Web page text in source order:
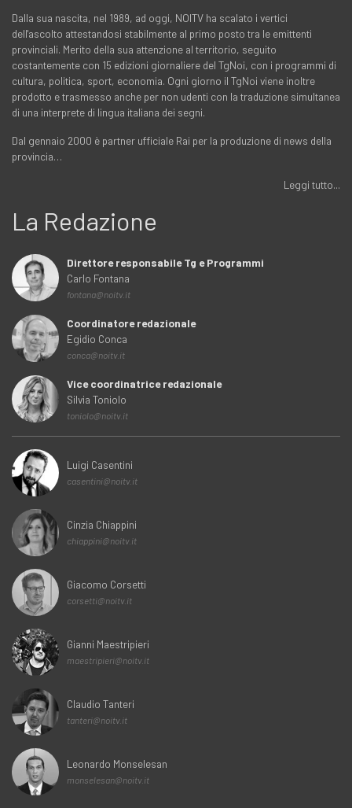
Dalla sua nascita, nel 1989, ad oggi, NOITV ha scalato i vertici
dell'ascolto attestandosi stabilmente al primo posto tra le emittenti
provinciali. Merito della sua attenzione al territorio, seguito
costantemente con 15 edizioni giornaliere del TgNoi, con i programmi di
cultura, politica, sport, economia. Ogni giorno il TgNoi viene inoltre
prodotto e trasmesso anche per non udenti con la traduzione simultanea
di una interprete di lingua italiana dei segni.
Dal gennaio 2000 è partner ufficiale Rai per la produzione di news della
provincia…
Leggi tutto...
La Redazione
Direttore responsabile Tg e Programmi
Carlo Fontana
fontana@noitv.it
Coordinatore redazionale
Egidio Conca
conca@noitv.it
Vice coordinatrice redazionale
Silvia Toniolo
toniolo@noitv.it
Luigi Casentini
casentini@noitv.it
Cinzia Chiappini
chiappini@noitv.it
Giacomo Corsetti
corsetti@noitv.it
Gianni Maestripieri
maestripieri@noitv.it
Claudio Tanteri
tanteri@noitv.it
Leonardo Monselesan
monselesan@noitv.it